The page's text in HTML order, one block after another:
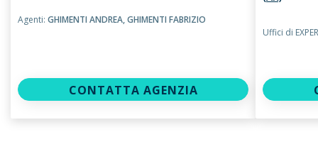
Agenti: GHIMENTI ANDREA,GHIMENTI FABRIZIO
CONTATTA AGENZIA
Uffici di